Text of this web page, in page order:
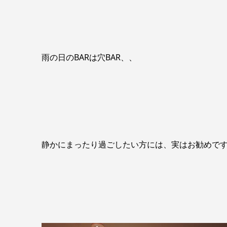
雨の日のBARは穴BAR、、
静かにまったり過ごしたい方には、実はお勧めで